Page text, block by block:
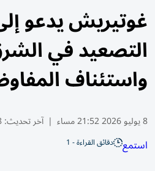
غوتيريش يدعو
التصعيد في
واستئناف
8 يوليو 2026 21:52 مساء | آخر تحديث:8
استمع دقائق القراءة - 1